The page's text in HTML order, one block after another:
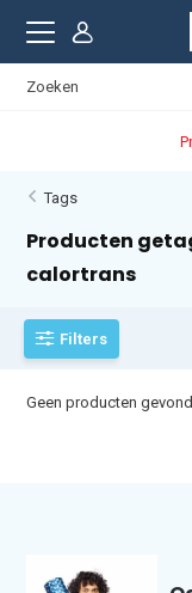
Tags
Producten
calortrans
Filters
Geen producten